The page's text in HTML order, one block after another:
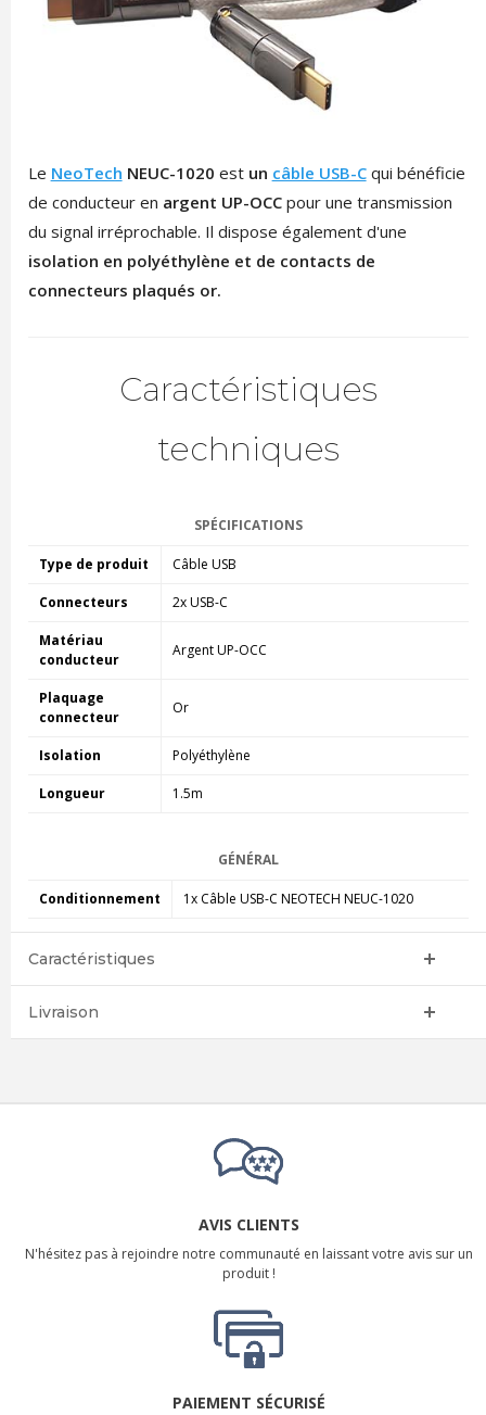
Le NeoTech NEUC-1020 est un câble USB-Cqui bénéficie
de conducteur en argent UP-OCCpour une transmission
du signal irréprochable. Il dispose également d'une
isolation en polyéthylène et de contacts de
connecteurs plaqués or.
Caractéristiques
techniques
SPÉCIFICATIONS
Type de produit Câble USB
Connecteurs 2x USB-C
Matériau
conducteur
Argent UP-OCC
Plaquage
connecteur
Or
Isolation Polyéthylène
Longueur 1.5m
GÉNÉRAL
Conditionnement 1x Câble USB-C NEOTECH NEUC-1020
Caractéristiques
Livraison
AVIS CLIENTS
N'hésitez pas à rejoindre notre communauté en laissant votre avis sur un
produit !
PAIEMENT SÉCURISÉ